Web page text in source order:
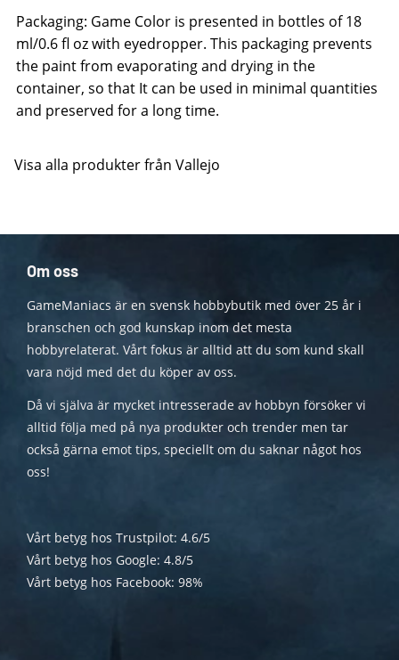
Packaging: Game Color is presented in bottles of 18
ml/0.6 fl oz with eyedropper. This packaging prevents
the paint from evaporating and drying in the
container, so that It can be used in minimal quantities
and preserved for a long time.
Visa alla produkter från Vallejo
Om oss
GameManiacs är en svensk hobbybutik med över 25 år i
branschen och god kunskap inom det mesta
hobbyrelaterat. Vårt fokus är alltid att du som kund skall
vara nöjd med det du köper av oss.
Då vi själva är mycket intresserade av hobbyn försöker vi
alltid följa med på nya produkter och trender men tar
också gärna emot tips, speciellt om du saknar något hos
oss!
Vårt betyg hos Trustpilot: 4.6/5
Vårt betyg hos Google: 4.8/5
Vårt betyg hos Facebook: 98%